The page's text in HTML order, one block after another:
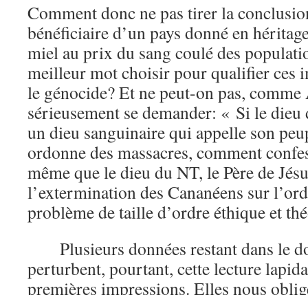
Comment donc ne pas tirer la
bénéficiaire d’un pays donné en
miel au prix du sang coulé des
meilleur mot choisir pour qualifier ces
le génocide? Et ne peut-on pas,
sérieusement se demander: « Si le
un dieu sanguinaire qui appelle son
ordonne des massacres, comment
même que le dieu du NT, le Père de
l’extermination des Cananéens sur
problème de taille d’ordre éthique et
Plusieurs données restant dans le
perturbent, pourtant, cette lecture
premières impressions. Elles nous